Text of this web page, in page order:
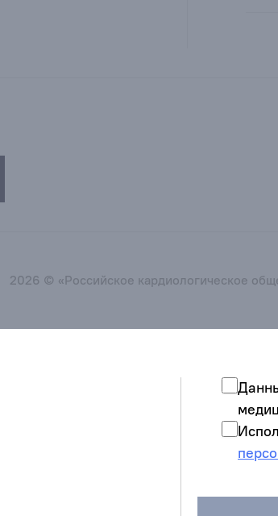
2026 © «Российское кардиологическое